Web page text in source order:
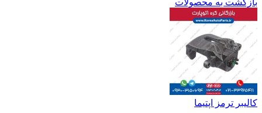
بازگشت به محصولات
کالیبر ترمز اپتیما